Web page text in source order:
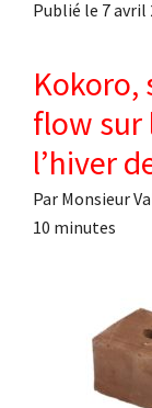
Publié le 7 avril
Kokoro,
flow sur
l’hiver
Par Monsieur
10 minutes